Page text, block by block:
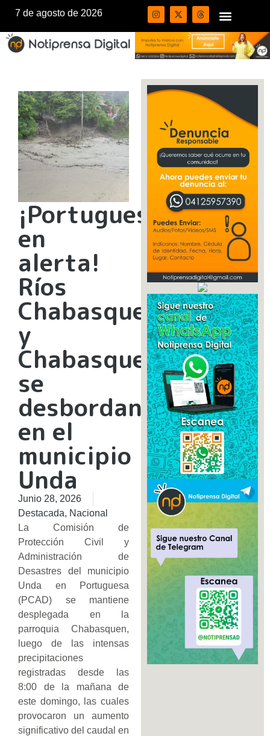
7 de agosto de 2026
¡Portuguesa
en
alerta!
Ríos
Chabasquen
y
Chabasquencito
se
desbordan
en el
municipio
Unda
Junio 28, 2026
Destacada, Nacional
La Comisión de
Protección Civil y
Administración de
Desastres del municipio
Unda en Portuguesa
(PCAD) se mantiene
desplegada en la
parroquia Chabasquen,
luego de las intensas
precipitaciones
registradas desde las
8:00 de la mañana de
este domingo, las cuales
provocaron un aumento
significativo del caudal en